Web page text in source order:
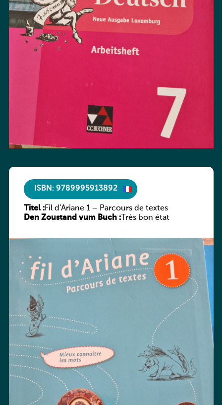
ISBN: 9789995913892
Titel :Fil d’Ariane 1 – Parcours de textes
Den Zoustand vum Buch :Très bon état